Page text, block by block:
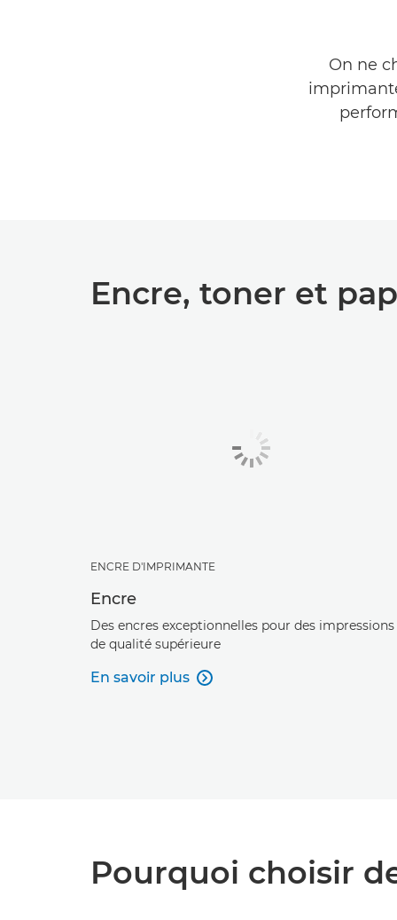
On ne
Encre, toner et
ENCRE D'IMPRIMANTE
Encre
Des encres exceptionnelles pour des impressions
de qualité supérieure
En savoir plus 
Pourquoi choisir